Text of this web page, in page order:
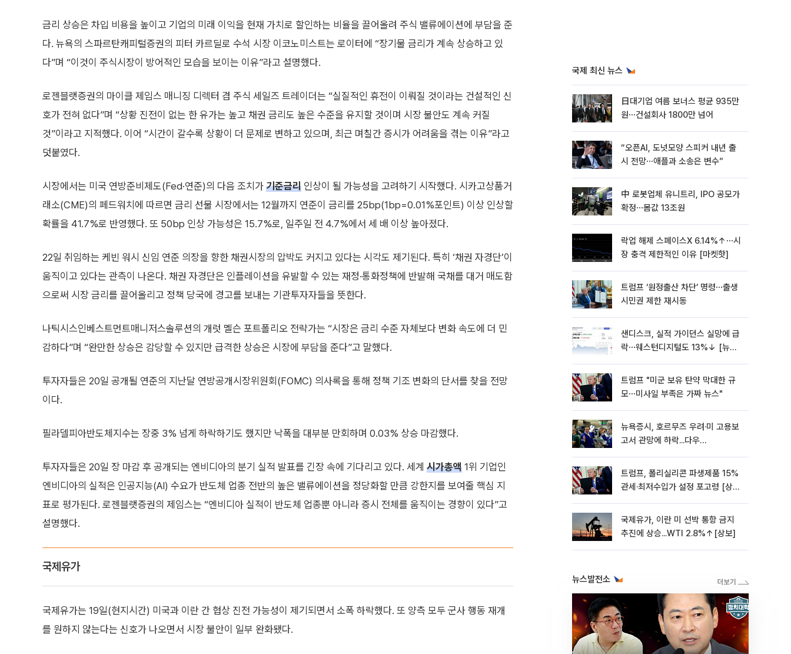
금리 상승은 차입 비용을 높이고 기업의 미래 이익을 현재 가치로 할인하는 비율을 끌어올려 주식 밸류에이션에 부담을 준
다. 뉴욕의 스파르탄캐피털증권의 피터 카르딜로 수석 시장 이코노미스트는 로이터에 “장기물 금리가 계속 상승하고 있
다”며 “이것이 주식시장이 방어적인 모습을 보이는 이유”라고 설명했다.
로젠블랫증권의 마이클 제임스 매니징 디렉터 겸 주식 세일즈 트레이더는 “실질적인 휴전이 이뤄질 것이라는 건설적인 신
호가 전혀 없다”며 “상황 진전이 없는 한 유가는 높고 채권 금리도 높은 수준을 유지할 것이며 시장 불안도 계속 커질
것”이라고 지적했다. 이어 “시간이 갈수록 상황이 더 문제로 변하고 있으며, 최근 며칠간 증시가 어려움을 겪는 이유”라고
덧붙였다.
시장에서는 미국 연방준비제도(Fed·연준)의 다음 조치가 기준금리 인상이 될 가능성을 고려하기 시작했다. 시카고상품거
래소(CME)의 페드워치에 따르면 금리 선물 시장에서는 12월까지 연준이 금리를 25bp(1bp=0.01%포인트) 이상 인상할
확률을 41.7%로 반영했다. 또 50bp 인상 가능성은 15.7%로, 일주일 전 4.7%에서 세 배 이상 높아졌다.
22일 취임하는 케빈 워시 신임 연준 의장을 향한 채권시장의 압박도 커지고 있다는 시각도 제기된다. 특히 ‘채권 자경단’이
움직이고 있다는 관측이 나온다. 채권 자경단은 인플레이션을 유발할 수 있는 재정·통화정책에 반발해 국채를 대거 매도함
으로써 시장 금리를 끌어올리고 정책 당국에 경고를 보내는 기관투자자들을 뜻한다.
나틱시스인베스트먼트매니저스솔루션의 개럿 멜슨 포트폴리오 전략가는 “시장은 금리 수준 자체보다 변화 속도에 더 민
감하다”며 “완만한 상승은 감당할 수 있지만 급격한 상승은 시장에 부담을 준다”고 말했다.
투자자들은 20일 공개될 연준의 지난달 연방공개시장위원회(FOMC) 의사록을 통해 정책 기조 변화의 단서를 찾을 전망
이다.
필라델피아반도체지수는 장중 3% 넘게 하락하기도 했지만 낙폭을 대부분 만회하며 0.03% 상승 마감했다.
투자자들은 20일 장 마감 후 공개되는 엔비디아의 분기 실적 발표를 긴장 속에 기다리고 있다. 세계 시가총액 1위 기업인
엔비디아의 실적은 인공지능(AI) 수요가 반도체 업종 전반의 높은 밸류에이션을 정당화할 만큼 강한지를 보여줄 핵심 지
표로 평가된다. 로젠블랫증권의 제임스는 “엔비디아 실적이 반도체 업종뿐 아니라 증시 전체를 움직이는 경향이 있다”고
설명했다.
국제유가
국제유가는 19일(현지시간) 미국과 이란 간 협상 진전 가능성이 제기되면서 소폭 하락했다. 또 양측 모두 군사 행동 재개
를 원하지 않는다는 신호가 나오면서 시장 불안이 일부 완화됐다.
국제 최신 뉴스
日대기업 여름 보너스 평균 935만
원⋯건설회사 1800만 넘어
“오픈AI, 도넛모양 스피커 내년 출
시 전망⋯애플과 소송은 변수”
中 로봇업체 유니트리, IPO 공모가
확정⋯몸값 13조원
락업 해제 스페이스X 6.14%↑⋯시
장 충격 제한적인 이유 [마켓핫]
트럼프 ‘원정출산 차단’ 명령⋯출생
시민권 제한 재시동
샌디스크, 실적 가이던스 실망에 급
락⋯웨스턴디지털도 13%↓ [뉴욕
트럼프 "미군 보유 탄약 막대한 규
모⋯미사일 부족은 가짜 뉴스"
뉴욕증시, 호르무즈 우려·미 고용보
고서 관망에 하락...다우
트럼프, 폴리실리콘 파생제품 15%
관세·최저수입가 설정 포고령 [상
국제유가, 이란 미 선박 통항 금지
추진에 상승...WTI 2.8%↑[상보]
뉴스발전소